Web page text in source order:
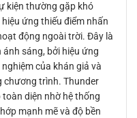
kiện thường gặp khó
ứng thiếu điểm nhấn
động ngoài trời. Đây là
sáng, bởi hiệu ứng
của khán giả và
chương trình. Thunder
diện nhờ hệ thống
mạnh mẽ và độ bền